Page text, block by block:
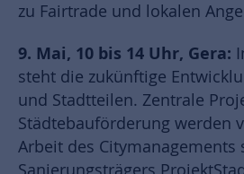
zu Fairtrade und lokalen
9. Mai, 10 bis 14 Uhr, Gera:
steht die zukünftige
und Stadtteilen. Zentrale
Städtebauförderung werden
Arbeit des Citymanagements